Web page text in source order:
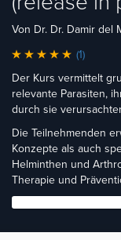
Von Dr. Dr. Damir del
(1)
Der Kurs vermittelt
relevante Parasiten,
durch sie
Die Teilnehmenden
Konzepte als auch
Helminthen und
Therapie und